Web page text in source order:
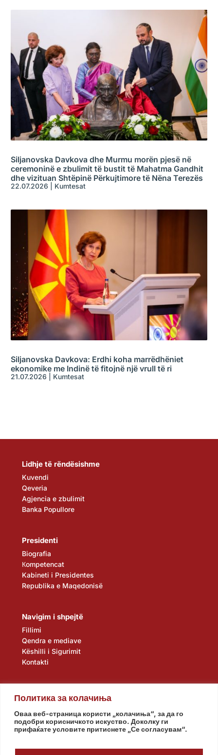
Политика за колачиња
Оваа веб-страница користи „колачиња“, за да го
подобри корисничкото искуство. Доколку ги
прифаќате условите притиснете „Се согласувам“.
Siljanovska Davkova dhe Murmu morën pjesë në
ceremoninë e zbulimit të bustit të Mahatma Gandhit
dhe vizituan Shtëpinë Përkujtimore të Nëna Terezës
22.07.2026 Kumtesat
Siljanovska Davkova: Erdhi koha marrëdhëniet
ekonomike me Indinë të fitojnë një vrull të ri
21.07.2026 Kumtesat
Lidhje të rëndësishme
Kuvendi
Qeveria
Agjencia e zbulimit
Banka Popullore
Presidenti
Biografia
Кompetencat
Kabineti i Presidentes
Republika e Maqedonisë
Navigim i shpejtë
Fillimi
Qendra e mediave
Këshilli i Sigurimit
Kontakti